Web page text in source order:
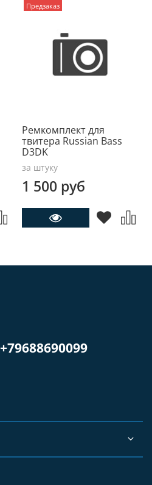
Предзаказ
Ремкомплект для
твитера Russian Bass
D3DK
за штуку
1 500 руб
+79688690099